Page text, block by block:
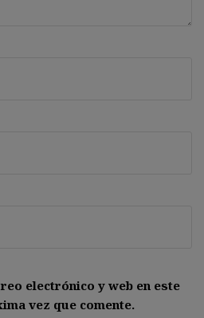
electrónico y web en este
vez que comente.